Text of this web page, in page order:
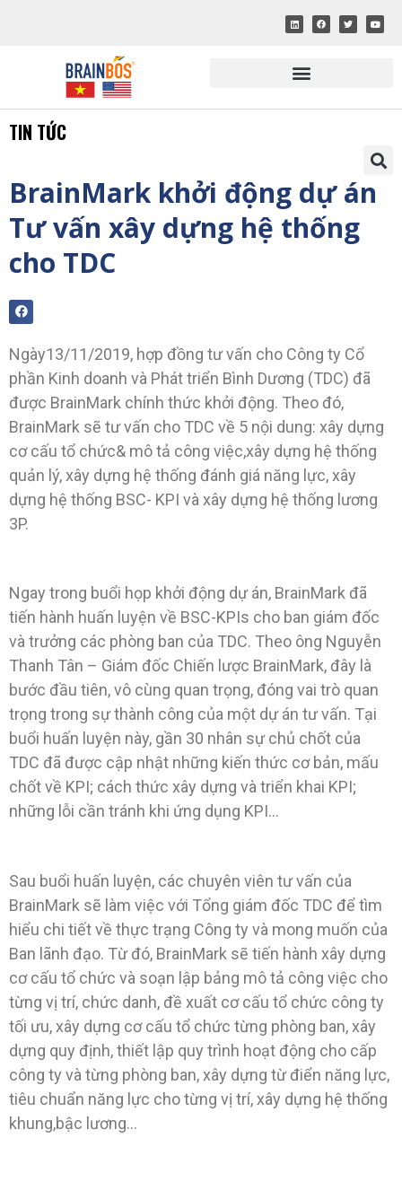
TIN TỨC
BrainMark khởi động dự án
Tư vấn xây dựng hệ thống
cho TDC
Ngày13/11/2019, hợp đồng tư vấn cho Công ty Cổ
phần Kinh doanh và Phát triển Bình Dương (TDC) đã
được BrainMark chính thức khởi động. Theo đó,
BrainMark sẽ tư vấn cho TDC về 5 nội dung: xây dựng
cơ cấu tổ chức& mô tả công việc,xây dựng hệ thống
quản lý, xây dựng hệ thống đánh giá năng lực, xây
dựng hệ thống BSC- KPI và xây dựng hệ thống lương
3P.
Ngay trong buổi họp khởi động dự án, BrainMark đã
tiến hành huấn luyện về BSC-KPIs cho ban giám đốc
và trưởng các phòng ban của TDC. Theo ông Nguyễn
Thanh Tân – Giám đốc Chiến lược BrainMark, đây là
bước đầu tiên, vô cùng quan trọng, đóng vai trò quan
trọng trong sự thành công của một dự án tư vấn. Tại
buổi huấn luyện này, gần 30 nhân sự chủ chốt của
TDC đã được cập nhật những kiến thức cơ bản, mấu
chốt về KPI; cách thức xây dựng và triển khai KPI;
những lỗi cần tránh khi ứng dụng KPI…
Sau buổi huấn luyện, các chuyên viên tư vấn của
BrainMark sẽ làm việc với Tổng giám đốc TDC để tìm
hiểu chi tiết về thực trạng Công ty và mong muốn của
Ban lãnh đạo. Từ đó, BrainMark sẽ tiến hành xây dựng
cơ cấu tổ chức và soạn lập bảng mô tả công việc cho
từng vị trí, chức danh, đề xuất cơ cấu tổ chức công ty
tối ưu, xây dựng cơ cấu tổ chức từng phòng ban, xây
dựng quy định, thiết lập quy trình hoạt động cho cấp
công ty và từng phòng ban, xây dựng từ điển năng lực,
tiêu chuẩn năng lực cho từng vị trí, xây dựng hệ thống
khung,bậc lương…